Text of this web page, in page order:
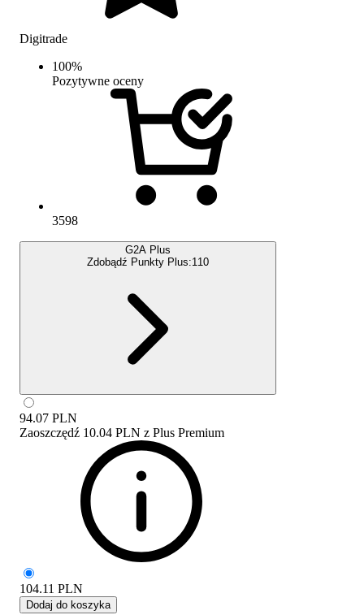
Digitrade
100%
Pozytywne oceny
3598
G2A Plus
Zdobądź Punkty Plus:110
94.07 PLN
Zaoszczędź 10.04 PLN z Plus Premium
104.11 PLN
Dodaj do koszyka